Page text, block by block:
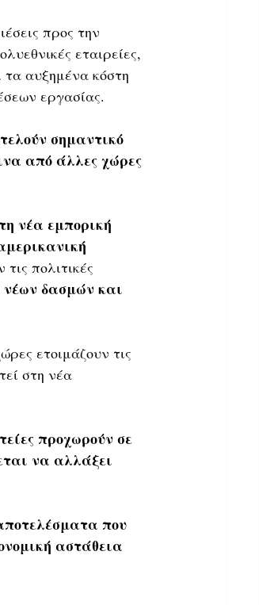
προς την
εταιρείες,
τα αυξημένα κόστη
εργασίας.
σημαντικό
από άλλες χώρες
νέα εμπορική
πολιτικές
νέων δασμών και
ετοιμάζουν τις
στη νέα
να αλλάξει
που
αστάθεια